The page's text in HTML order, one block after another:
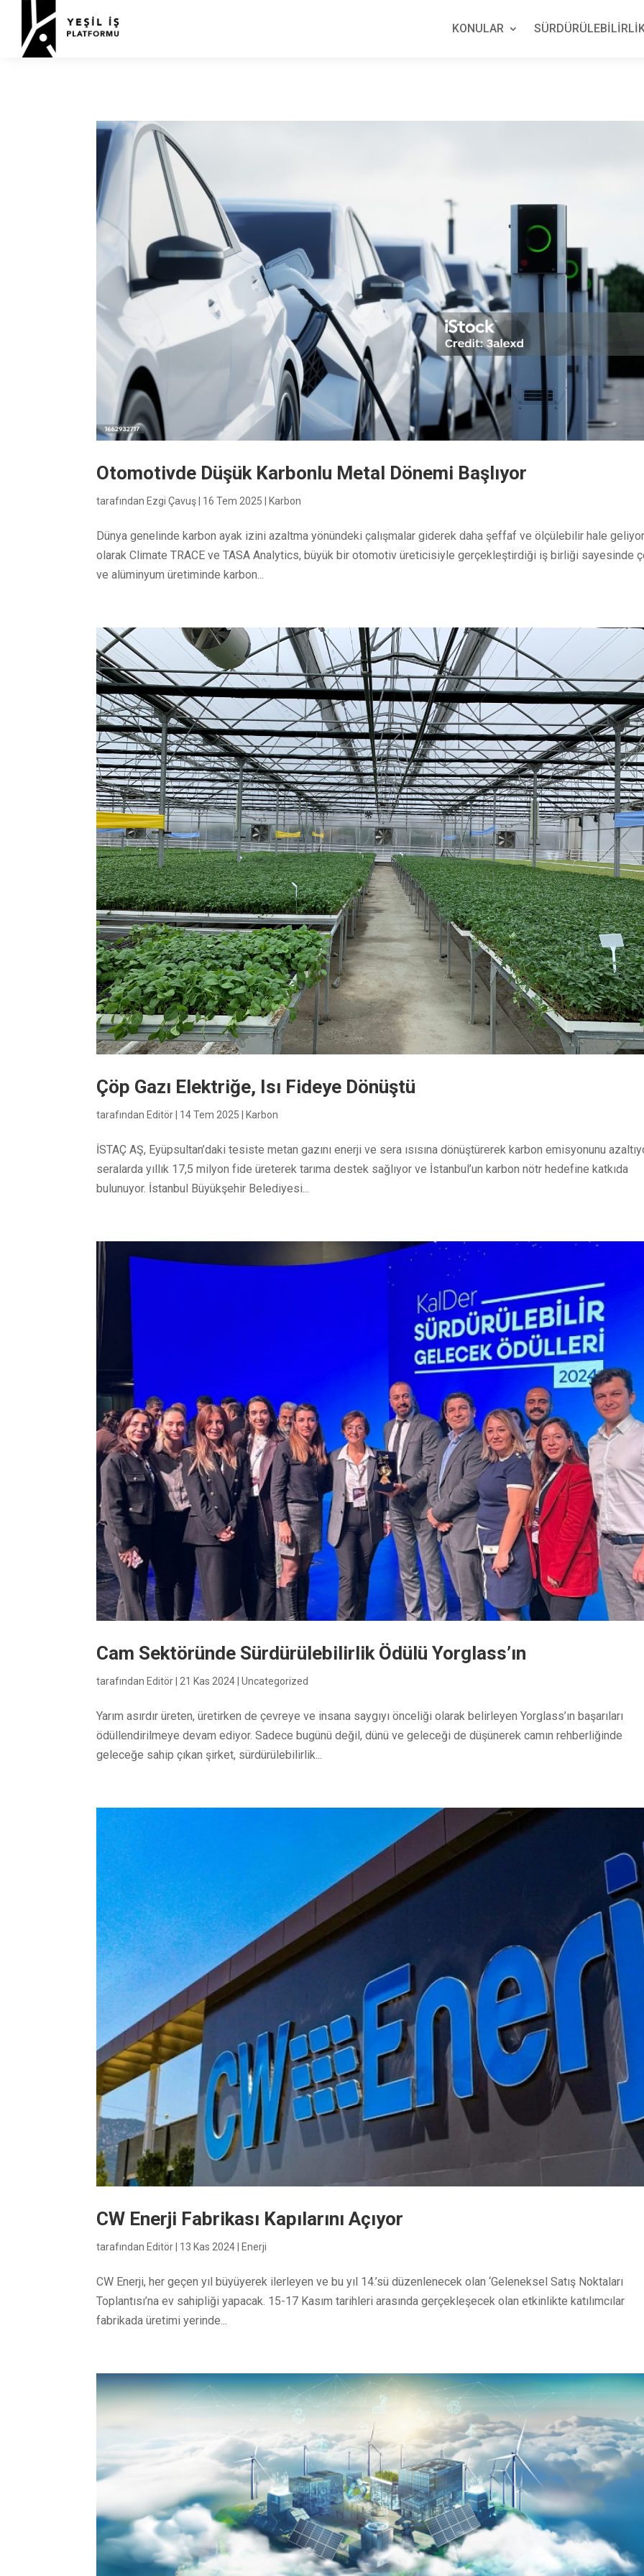
KONULAR
Otomotivde Düşük Karbonlu Metal Dönemi Başlıyor
tarafından Ezgi Çavuş 16 Tem 2025 Karbon
Dünya genelinde karbon ayak izini azaltma yönündeki çalışmalar giderek daha şeffaf ve ölçülebilir hale
olarak Climate TRACE ve TASA Analytics, büyük bir otomotiv üreticisiyle gerçekleştirdiği iş birliği sayesinde
ve alüminyum üretiminde karbon...
Çöp Gazı Elektriğe, Isı Fideye Dönüştü
tarafından Editör 14 Tem 2025 Karbon
İSTAÇ AŞ, Eyüpsultan’daki tesiste metan gazını enerji ve sera ısısına dönüştürerek karbon emisyonunu
seralarda yıllık 17,5 milyon fide üreterek tarıma destek sağlıyor ve İstanbul’un karbon nötr hedefine katkıda
bulunuyor. İstanbul Büyükşehir Belediyesi...
Cam Sektöründe Sürdürülebilirlik Ödülü Yorglass’ın
tarafından Editör 21 Kas 2024 |Uncategorized
Yarım asırdır üreten, üretirken de çevreye ve insana saygıyı önceliği olarak belirleyen Yorglass’ın başarıları
ödüllendirilmeye devam ediyor. Sadece bugünü değil, dünü ve geleceği de düşünerek camın rehberliğinde
geleceğe sahip çıkan şirket, sürdürülebilirlik...
CW Enerji Fabrikası Kapılarını Açıyor
tarafından Editör 13 Kas 2024 Enerji
CW Enerji, her geçen yıl büyüyerek ilerleyen ve bu yıl 14.’sü düzenlenecek olan ‘Geleneksel Satış Noktaları
Toplantısı’na ev sahipliği yapacak. 15-17 Kasım tarihleri arasında gerçekleşecek olan etkinlikte katılımcılar
fabrikada üretimi yerinde...